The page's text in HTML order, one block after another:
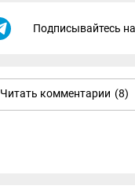
Подписывайтесь
Читать комментарии (8)